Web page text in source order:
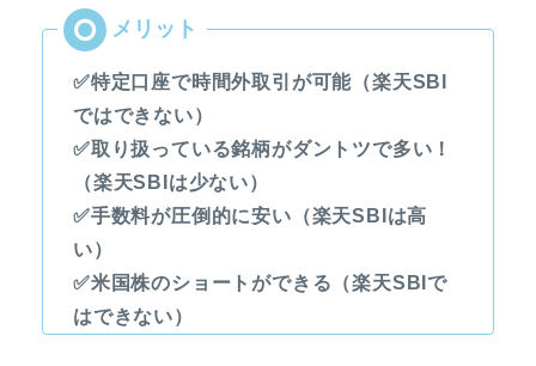
✅特定口座で時間外取引が可能（楽天SBI
ではできない）
✅取り扱っている銘柄がダントツで多い！
（楽天SBIは少ない）
✅手数料が圧倒的に安い（楽天SBIは高
い）
✅米国株のショートができる（楽天SBIで
はできない）